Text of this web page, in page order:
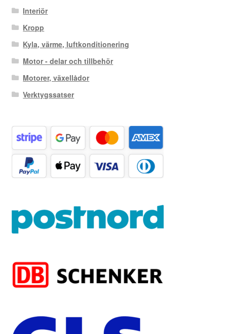
Interiör
Kropp
Kyla, värme, luftkonditionering
Motor - delar och tillbehör
Motorer, växellådor
Verktygssatser